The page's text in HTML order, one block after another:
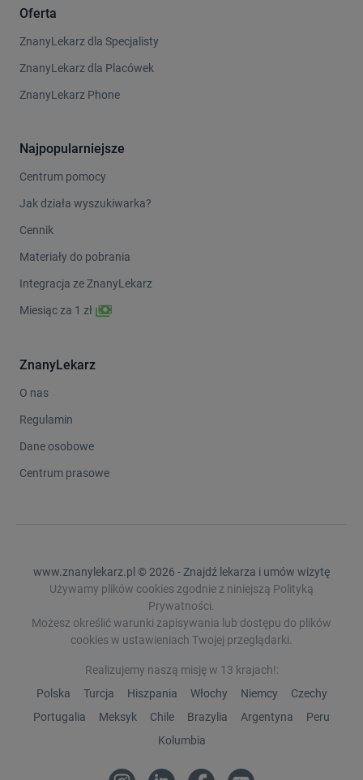
Oferta
ZnanyLekarz dla Specjalisty
ZnanyLekarz dla Placówek
ZnanyLekarz Phone
Najpopularniejsze
Centrum pomocy
Jak działa wyszukiwarka?
Cennik
Materiały do pobrania
Integracja ze ZnanyLekarz
Miesiąc za 1 zł
ZnanyLekarz
O nas
Regulamin
Dane osobowe
Centrum prasowe
www.znanylekarz.pl © 2026 - Znajdź lekarza i umów wizytę
Używamy plików cookies zgodnie z niniejszą Polityką
Prywatności.
Możesz określić warunki zapisywania lub dostępu do plików
cookies w ustawieniach Twojej przeglądarki.
Realizujemy naszą misję w 13 krajach!:
Polska
Turcja Hiszpania Włochy Niemcy
Czechy
Portugalia
Meksyk Chile Brazylia Argentyna
Peru
Kolumbia